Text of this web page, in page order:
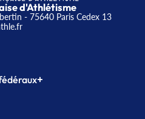
d'Athlétisme
- 75640 Paris Cedex 13
+